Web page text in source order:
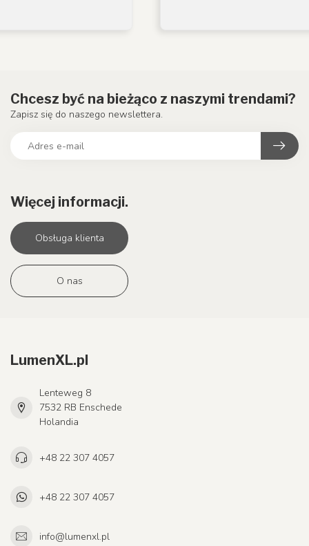
Więcej informacji.
Obsługa klienta
O nas
Chcesz być na bieżąco z naszymi trendami?
Zapisz się do naszego newslettera.
LumenXL.pl
Lenteweg 8
7532 RB Enschede
Holandia
+48 22 307 4057
+48 22 307 4057
info@lumenxl.pl